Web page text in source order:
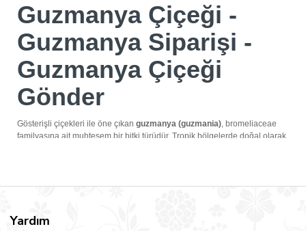
Guzmanya Çiçeği -
Guzmanya Siparişi -
Guzmanya Çiçeği
Gönder
Gösterişli çiçekleri ile öne çıkan guzmanya (guzmania), bromeliaceae
familyasına ait muhteşem bir bitki türüdür. Tropik bölgelerde doğal olarak
harika bir seçenektir. Guzmania bakımı doğru yapıldığı takdirde 6 aya
Yardım